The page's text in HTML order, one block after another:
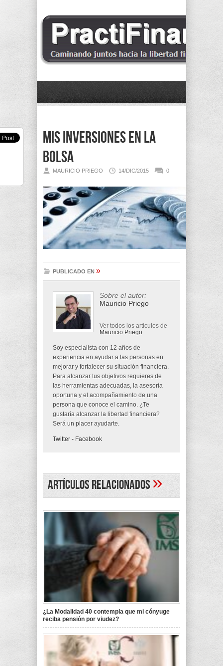
mis inversiones en la
bolsa
MAURICIO PRIEGO 14/DIC/2015 0
PUBLICADO EN »
Sobre el autor:
Mauricio Priego
Ver todos los artículos de
Mauricio Priego
Soy especialista con 12 años de
experiencia en ayudar a las personas en
mejorar y fortalecer su situación financiera.
Para alcanzar tus objetivos requieres de
las herramientas adecuadas, la asesoría
oportuna y el acompañamiento de una
persona que conoce el camino. ¿Te
gustaría alcanzar la libertad financiera?
Será un placer ayudarte.
Twitter - Facebook
Artículos Relacionados»
¿La Modalidad 40 contempla que mi cónyuge
reciba pensión por viudez?